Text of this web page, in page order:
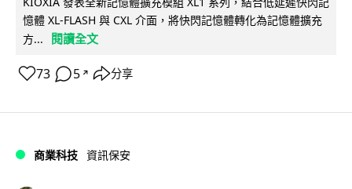
憶體 XL-FLASH 與 CXL 介面，將快閃記憶體轉化為記憶體擴充
方...
閱讀全文
73 5 ↗ 分享
商業科技 資訊保安